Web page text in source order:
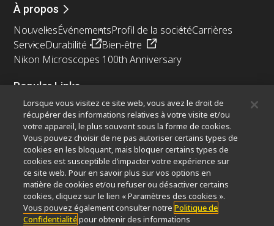
À propos
NouvellesÉvénementsProfil de la sociétéCarrières
ServiceDurabilité
Bien-être
Nikon Microscopes 100th Anniversary
Popular Links
Dernières nouvelles et actualitésSélecteur d’objectifs
Resolution CalculatorPubScopeOEM
Nikon Small World
MicroscopyU
Autres Produits Nikon
Produits d'imagerie
Microscopie industrielle et métrologie
Systèmes de lithographie à semi-conducteurs
Lorsque vous visitez ce site web, vous avez le droit de
récupérer des informations relatives à votre visite et/ou
votre appareil, le plus souvent sous la forme de cookies.
Vous pouvez choisir de ne pas autoriser certains types de
cookies en les bloquant, mais bloquer certains types de
cookies est susceptible d’impacter votre expérience sur
ce site web. Pour en savoir plus sur vos options en
matière de cookies et/ou refuser ou désactiver certains
cookies, cliquez sur le lien « Paramètres des cookies ».
Vous pouvez également consulter notrePolitique de
Confidentialitépour obtenir des informations